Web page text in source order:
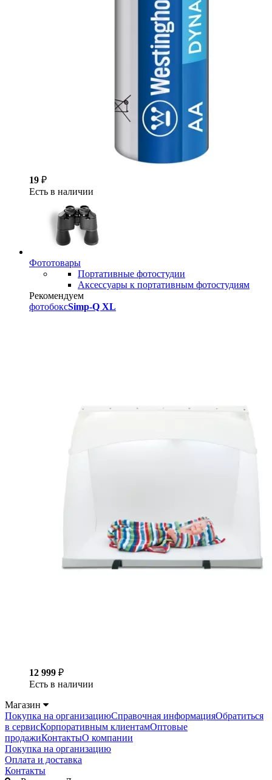
19 ₽
Есть в наличии
Фототовары
Портативные фотостудии
Аксессуары к портативным фотостудиям
Рекомендуем
фотобоксSimp-Q XL
12 999 ₽
Есть в наличии
Магазин
Покупка на организациюСправочная информацияОбратиться
в сервисКорпоративным клиентамОптовые
продажиКонтактыО компании
Покупка на организацию
Оплата и доставка
Контакты